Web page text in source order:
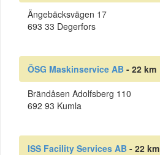
Ängebäcksvägen 17
693 33 Degerfors
ÖSG Maskinservice AB - 22 km
Brändåsen Adolfsberg 110
692 93 Kumla
ISS Facility Services AB - 22 km